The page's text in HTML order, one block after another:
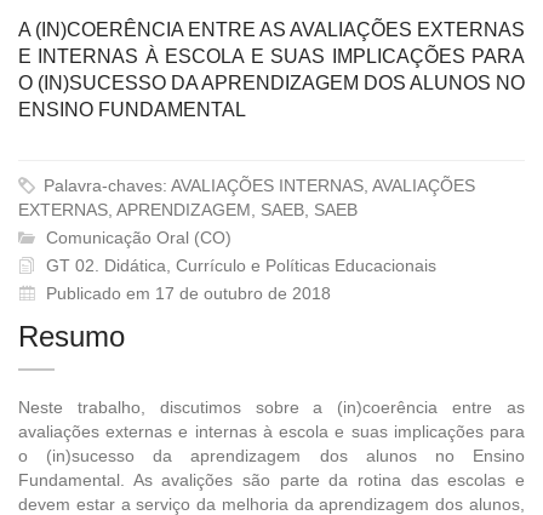
A (IN)COERÊNCIA ENTRE AS AVALIAÇÕES EXTERNAS
E INTERNAS À ESCOLA E SUAS IMPLICAÇÕES PARA
O (IN)SUCESSO DA APRENDIZAGEM DOS ALUNOS NO
ENSINO FUNDAMENTAL
Palavra-chaves: AVALIAÇÕES INTERNAS, AVALIAÇÕES
EXTERNAS, APRENDIZAGEM, SAEB, SAEB
Comunicação Oral (CO)
GT 02. Didática, Currículo e Políticas Educacionais
Publicado em 17 de outubro de 2018
Resumo
Neste trabalho, discutimos sobre a (in)coerência entre as
avaliações externas e internas à escola e suas implicações para
o (in)sucesso da aprendizagem dos alunos no Ensino
Fundamental. As avalições são parte da rotina das escolas e
devem estar a serviço da melhoria da aprendizagem dos alunos,